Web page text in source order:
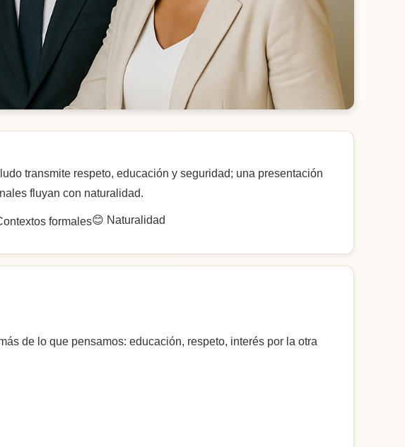
transmite respeto, educación y seguridad; una presentación
fluyan con naturalidad.
formales😊 Naturalidad
de lo que pensamos: educación, respeto, interés por la otra